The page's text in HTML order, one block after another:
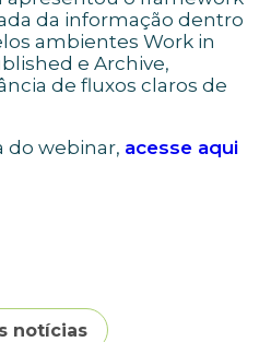
da informação dentro
ambientes Work in
e Archive,
de fluxos claros de
do webinar, acesse aqui
notícias